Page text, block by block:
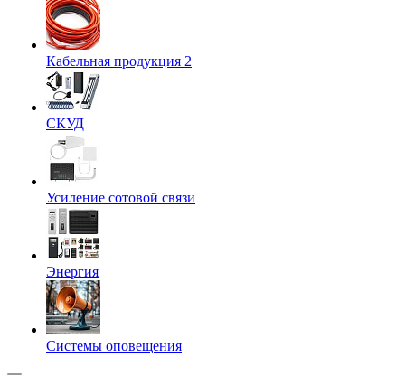
Кабельная продукция 2
СКУД
Усиление сотовой связи
Энергия
Системы оповещения